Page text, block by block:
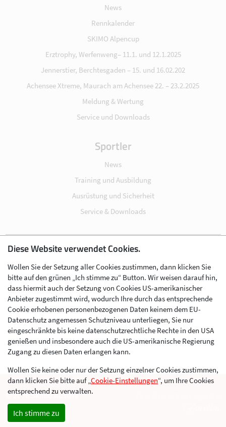
News
Rennkalender
SKIMO Alpencup
Erztrophy, Werfenweng– 11.1. und 12.1.2025
Jennerstier, Berchtesgaden – 15. und 16.02.202
Achensee Xtreme, Maurach am Achensee 22. – 23.2.2025
Meldung & Wertung
Service und Downloads
Sportler
News
Training und Ausbildung
Ausrüstung und Sicherheit
Service & Downloads
Impressum
Datenschutz
Cookie-Einstellungen
AGB
Kontakt
Werben im Skibergsteigen
© 2026 Skimo Austria
Diese Website verwendet Cookies.
Wollen Sie der Setzung aller Cookies zustimmen, dann klicken Sie
bitte auf den grünen „Ich stimme zu“ Button. Wir weisen darauf hin,
dass hiermit auch der Setzung von Cookies US-amerikanischer
Anbieter zugestimmt wird, wodurch Ihre durch das entsprechende
Cookie erhobenen personenbezogenen Daten keinem dem EU-
Datenschutz angemessen Schutzniveau unterliegen, Sie nur
eingeschränkte bis keine datenschutzrechtliche Rechte in den USA
genießen und insbesondere auch die US-amerikanische Regierung
Zugang zu diesen Daten erlangen kann.
Wollen Sie keine oder nur der Setzung einzelner Cookies zustimmen,
dann klicken Sie bitte auf „Cookie-Einstellungen“, um Ihre Cookies
entsprechend zu verwalten.
Ich stimme zu